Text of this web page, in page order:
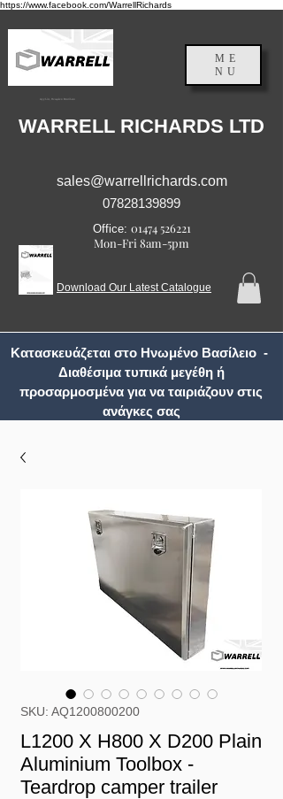
https://www.facebook.com/WarrellRichards
Αγγλία, Ηνωμένο Βασίλειο
ME
NU
WARRELL RICHARDS LTD
sales@warrellrichards.com
07828139899
Office: 01474 526221
Mon-Fri 8am-5pm
Download Our Latest Catalogue
Κατασκευάζεται στο Ηνωμένο Βασίλειο -
Διαθέσιμα τυπικά μεγέθη ή
προσαρμοσμένα για να ταιριάζουν στις
ανάγκες σας
SKU: AQ1200800200
L1200 X H800 X D200 Plain
Aluminium Toolbox -
Teardrop camper trailer